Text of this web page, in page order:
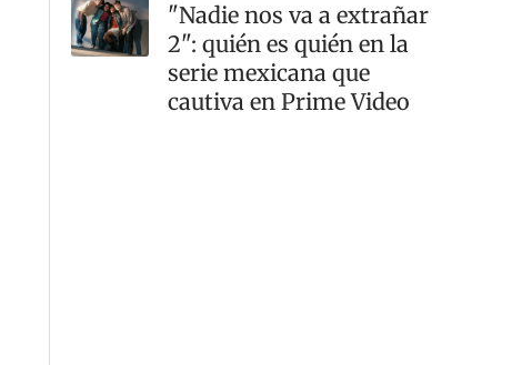
"Nadie nos va a extrañar
2": quién es quién en la
serie mexicana que
cautiva en Prime Video